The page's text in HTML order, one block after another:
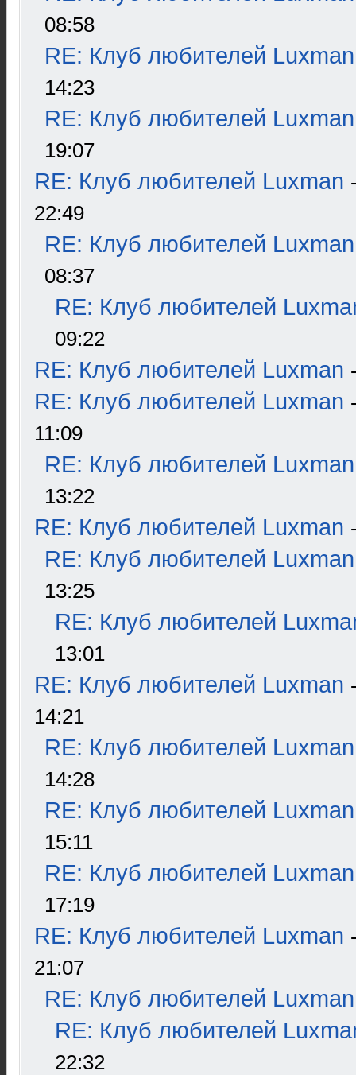
08:58
RE: Клуб любителей Luxman
14:23
RE: Клуб любителей Luxman
19:07
RE: Клуб любителей Luxman
22:49
RE: Клуб любителей Luxman
08:37
RE: Клуб любителей
09:22
RE: Клуб любителей Luxman
RE: Клуб любителей Luxman
11:09
RE: Клуб любителей Luxman
13:22
RE: Клуб любителей Luxman
RE: Клуб любителей Luxman
13:25
RE: Клуб любителей
13:01
RE: Клуб любителей Luxman
14:21
RE: Клуб любителей Luxman
14:28
RE: Клуб любителей Luxman
15:11
RE: Клуб любителей Luxman
17:19
RE: Клуб любителей Luxman
21:07
RE: Клуб любителей Luxman
RE: Клуб любителей
22:32